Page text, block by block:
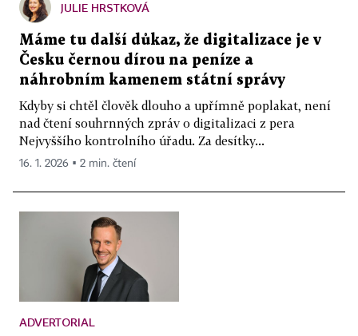
JULIE HRSTKOVÁ
Máme tu další důkaz, že digitalizace je v
Česku černou dírou na peníze a
náhrobním kamenem státní správy
Kdyby si chtěl člověk dlouho a upřímně poplakat, není
nad čtení souhrnných zpráv o digitalizaci z pera
Nejvyššího kontrolního úřadu. Za desítky...
16. 1. 2026 ▪ 2 min. čtení
ADVERTORIAL